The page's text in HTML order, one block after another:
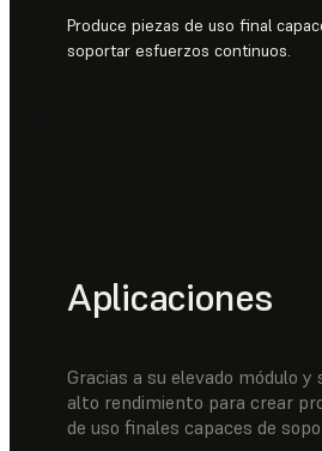
Produce piezas de uso final
soportar esfuerzos continuos.
Aplicaciones
Gracias a su elevado módulo
alto rendimiento para crear
de uso finales capaces de